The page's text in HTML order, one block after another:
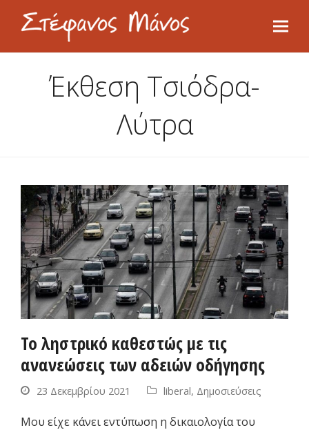
Έκθεση Τσιόδρα-
Λύτρα
Το ληστρικό καθεστώς με τις
ανανεώσεις των αδειών οδήγησης
23 Δεκεμβρίου 2021 liberal, Δημοσιεύσεις
Μου είχε κάνει εντύπωση η δικαιολογία του